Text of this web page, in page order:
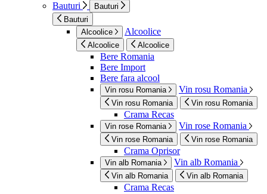
Bauturi
Bauturi
Bauturi
Alcoolice
Alcoolice
Alcoolice Alcoolice
Bere Romania
Bere Import
Bere fara alcool
Vin rosu Romania Vin rosu Romania
Vin rosu Romania Vin rosu Romania
Crama Recas
Vin rose Romania Vin rose Romania
Vin rose Romania Vin rose Romania
Crama Oprisor
Vin alb Romania Vin alb Romania
Vin alb Romania Vin alb Romania
Crama Recas